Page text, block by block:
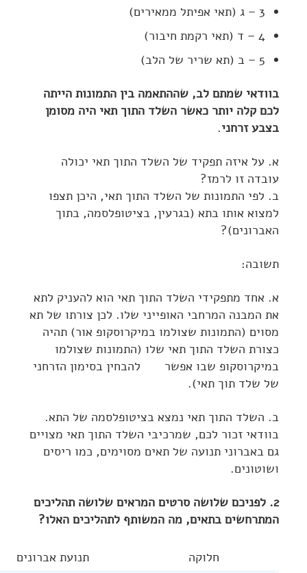
3 – ג (תאי אפיתל ממאירים)
4 – ד (תאי רקמת חיבור)
5 – ב (תא שריר של הלב)
בוודאי שמתם לב, שההתאמה בין התמונות הייתה
לכם קלה יותר כאשר השלד התוך תאי היה מסומן
בצבע זרחני.
א. על איזה תפקיד של השלד התוך תאי יכולה
עובדה זו לרמז?
ב. לפי התמונות של השלד התוך תאי, היכן תצפו
למצוא אותו בתא (בגרעין, בציטופלסמה, בתוך
האברונים)?
תשובה:
א. אחד מתפקידי השלד התוך תאי הוא להעניק לתא
את המבנה המרחבי האופייני שלו. לכן צורתו של תא
מסוים (התמונות שצולמו במיקרוסקופ אור) תהיה
כצורת השלד התוך תאי שלו (התמונות שצולמו
במיקרוסקופ שבו אפשר להבחין בסימון הזרחני
של שלד תוך תאי).
ב. השלד התוך תאי נמצא בציטופלסמה של התא.
בוודאי זכור לכם, שמרכיבי השלד התוך תאי מצויים
גם באברוני תנועה של תאים מסוימים, כמו ריסים
ושוטונים.
2. לפניכם שלושה סרטים המראים שלושה תהליכים
המתרחשים בתאים, מה המשותף לתהליכים האלו?
חלוקה
תנועת אברונים